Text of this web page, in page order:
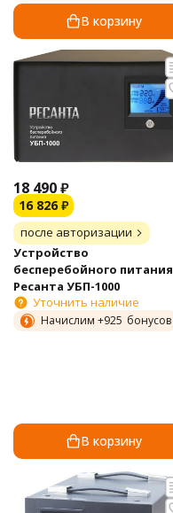
В корзину
18 490₽
16 826 ₽
после авторизации
Устройство
бесперебойного питания
Ресанта УБП-1000
Уточнить наличие
Начислим +925 бонусов
В корзину